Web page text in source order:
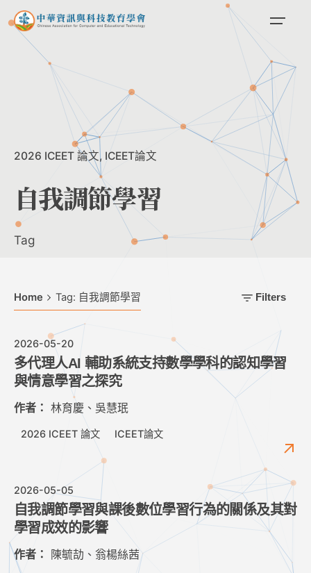
Skip
to
content
2026 ICEET 論文 ICEET論文
自我調節學習
Tag
Home Tag: 自我調節學習 Filters
2026-05-20
多代理人AI 輔助系統支持數學學科的認知學習
與情意學習之探究
作者： 林育慶、吳慧珉
2026 ICEET 論文 ICEET論文
2026-05-05
自我調節學習與課後數位學習行為的關係及其對
學習成效的影響
作者： 陳毓劼、翁楊絲茜